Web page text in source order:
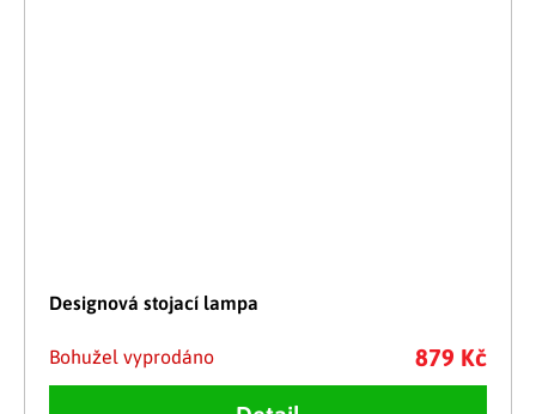
Designová stojací lampa
Bohužel vyprodáno 879 Kč